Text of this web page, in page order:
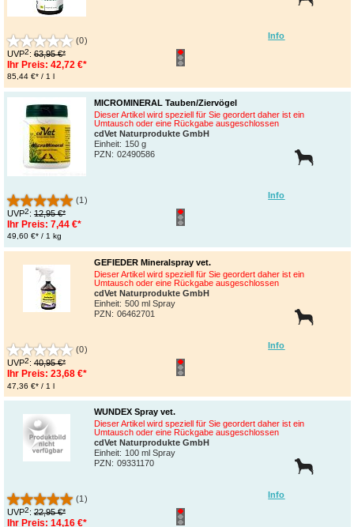
Info
(0)
UVP2: 63,95 €*
Ihr Preis: 42,72 €*
85,44 €* / 1 l
Info
MICROMINERAL Tauben/Ziervögel
Dieser Artikel wird speziell für Sie geordert daher ist ein
Umtausch oder eine Rückgabe ausgeschlossen
cdVet Naturprodukte GmbH
Einheit: 150 g
PZN: 02490586
(1)
UVP2: 12,95 €*
Ihr Preis: 7,44 €*
49,60 €* / 1 kg
Info
GEFIEDER Mineralspray vet.
Dieser Artikel wird speziell für Sie geordert daher ist ein
Umtausch oder eine Rückgabe ausgeschlossen
cdVet Naturprodukte GmbH
Einheit: 500 ml Spray
PZN: 06462701
(0)
UVP2: 40,95 €*
Ihr Preis: 23,68 €*
47,36 €* / 1 l
Info
WUNDEX Spray vet.
Dieser Artikel wird speziell für Sie geordert daher ist ein
Umtausch oder eine Rückgabe ausgeschlossen
cdVet Naturprodukte GmbH
Einheit: 100 ml Spray
PZN: 09331170
(1)
UVP2: 22,95 €*
Ihr Preis: 14,16 €*